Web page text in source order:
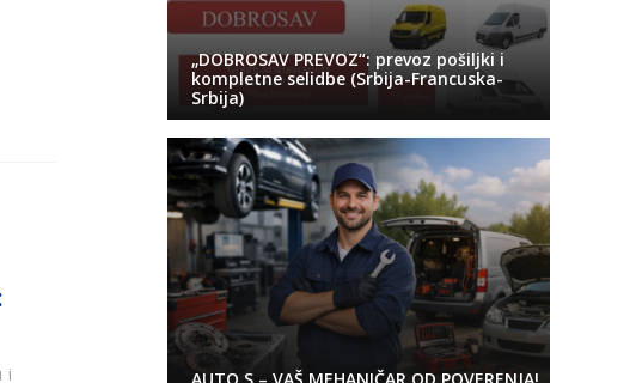
i
„DOBROSAV PREVOZ“: prevoz pošiljki i
kompletne selidbe (Srbija-Francuska-
Srbija)